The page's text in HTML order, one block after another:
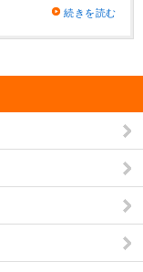
続きを読む